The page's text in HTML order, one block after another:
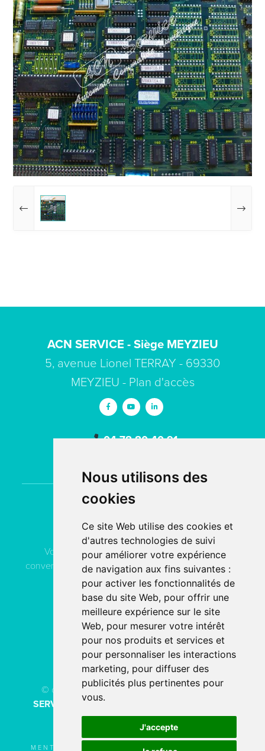
Nous utilisons des
cookies
Ce site Web utilise des cookies et
d'autres technologies de suivi
pour améliorer votre expérience
de navigation aux fins suivantes :
pour activer les fonctionnalités de
base du site Web, pour offrir une
meilleure expérience sur le site
Web, pour mesurer votre intérêt
pour nos produits et services et
pour personnaliser les interactions
marketing, pour diffuser des
publicités plus pertinentes pour
vous.
J'accepte
ACN SERVICE - Siège MEYZIEU
5, avenue Lionel TERRAY - 69330
MEYZIEU - Plan d'accès
04 78 80 40 91
Contactez
ACN Service
Vous pouvez contacter ACN Service à votre
convenance, soit par téléphone, soit par email, soit en
remplissant le formulaire de contact.
04 78 80 40 91
PAR EMAIL
© copyright 2026 - Tous droits réservésACN
SERVICE
Création de site internet
l’agence digitale SERCO POINTWEB
MENTIONS LÉGALES UTILISATION DES